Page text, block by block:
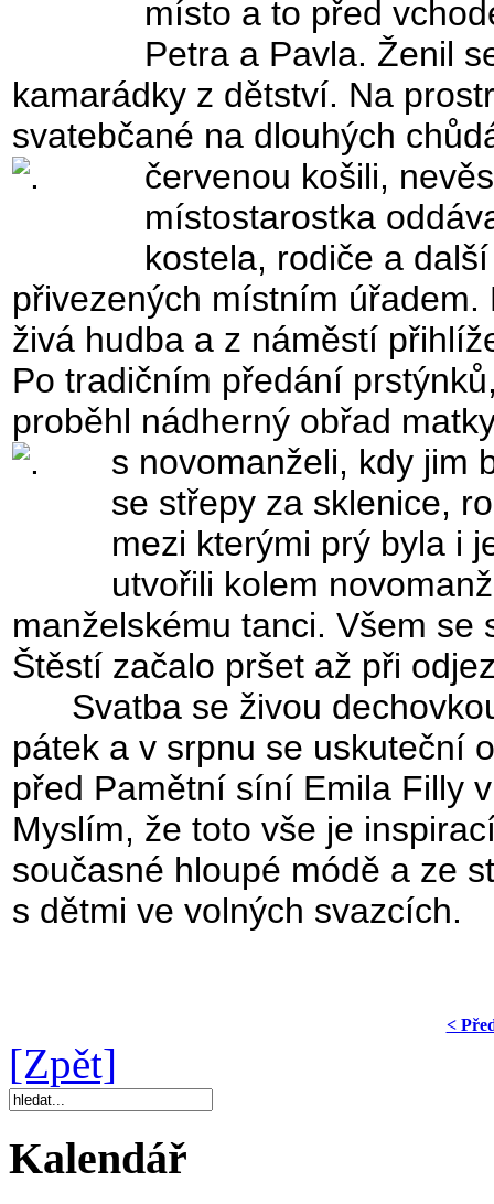
místo a to před
Petra a Pavla. Ženil
kamarádky z dětství. Na
svatebčané na dlouhých
červenou košili,
místostarostka
kostela, rodiče a
přivezených místním úřadem.
živá hudba a z náměstí
Po tradičním předání
proběhl nádherný obřad
s novomanželi, kdy jim
se střepy za sklenice,
mezi kterými prý byla i
utvořili kolem
manželskému tanci. Všem
Štěstí začalo pršet až při
Svatba se živou
pátek a v srpnu se uskuteční
před Pamětní síní Emila Filly
Myslím, že toto vše je
současné hloupé módě a ze
s dětmi ve volných svazcích.
<
[Zpět]
Kalendář